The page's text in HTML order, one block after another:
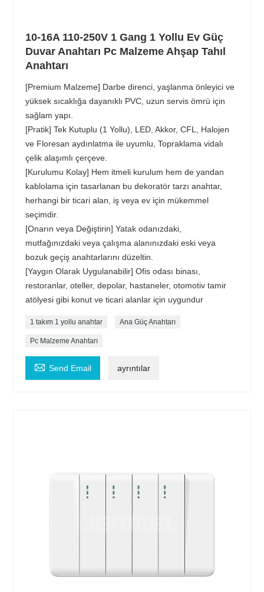
10-16A 110-250V 1 Gang 1 Yollu Ev Güç
Duvar Anahtarı Pc Malzeme Ahşap Tahıl
Anahtarı
[Premium Malzeme] Darbe direnci, yaşlanma önleyici ve
yüksek sıcaklığa dayanıklı PVC, uzun servis ömrü için
sağlam yapı.
[Pratik] Tek Kutuplu (1 Yollu), LED, Akkor, CFL, Halojen
ve Floresan aydınlatma ile uyumlu, Topraklama vidalı
çelik alaşımlı çerçeve.
[Kurulumu Kolay] Hem itmeli kurulum hem de yandan
kablolama için tasarlanan bu dekoratör tarzı anahtar,
herhangi bir ticari alan, iş veya ev için mükemmel
seçimdir.
[Onarın veya Değiştirin] Yatak odanızdaki,
mutfağınızdaki veya çalışma alanınızdaki eski veya
bozuk geçiş anahtarlarını düzeltin.
[Yaygın Olarak Uygulanabilir] Ofis odası binası,
restoranlar, oteller, depolar, hastaneler, otomotiv tamir
atölyesi gibi konut ve ticari alanlar için uygundur
1 takım 1 yollu anahtar Ana Güç Anahtarı
Pc Malzeme Anahtarı
 Send Email ayrıntılar